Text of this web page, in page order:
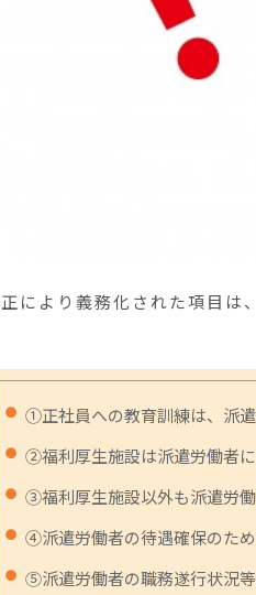
により義務化された項目は
①正社員への教育訓練は、派
②福利厚生施設は派遣労働者
③福利厚生施設以外も派遣労
④派遣労働者の待遇確保のた
⑤派遣労働者の職務遂行状況